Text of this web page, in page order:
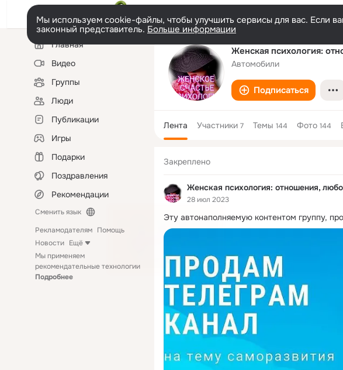
Мы используем cookie-файлы, чтобы улучшить сервисы для вас. Если
законный представитель. Больше информации
Левая
колонкаГлавная
Видео
Группы
Люди
Публикации
Игры
Подарки
Поздравления
Рекомендации
Сменить язык
Рекламодателям Помощь
Новости Ещё
Мы применяем
рекомендательные технологии
Подробнее
Женская психология:
Автомобили
Подписаться
Лента Участники 7 Темы 144 Фото 144
Закреплено
Женская психология: отношения,
28 июл 2023
Эту автонаполняемую контентом группу,